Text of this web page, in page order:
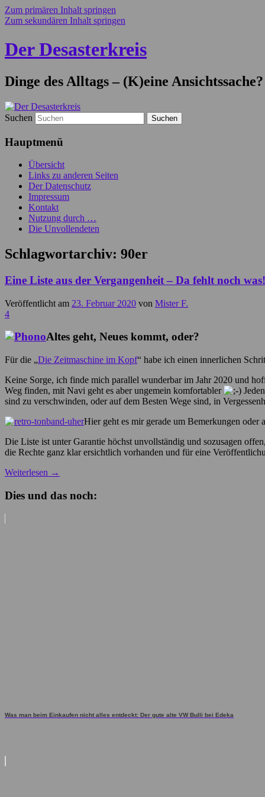
Zum primären Inhalt springen
Zum sekundären Inhalt springen
Der Desasterkreis
Dinge des Alltags – (K)eine Ansichtssache?
Suchen
Hauptmenü
Übersicht
Links zu anderen Seiten
Der Datenschutz
Impressum
Kontakt
Nutzung durch …
Die Unvollendeten
Schlagwortarchiv: 90er
Eine Liste aus der Vergangenheit – Da fehlt noch was!
Veröffentlicht am 23. Februar 2020 von Mister F.
4
Altes geht, Neues kommt, oder?
Für die „Die Zeitmaschine im Kopf“ habe ich einen innerlichen
Keine Sorge, ich finde mich parallel wunderbar im Jahr 2020 und
Weg finden, mit Navi geht es aber ungemein komfortabler
sind zu verschwinden, oder auf dem Besten Wege sind, in
Hier geht es mir gerade um Bemerkungen
Die Liste ist unter Garantie höchst unvollständig und sozusagen
die Rechte ganz klar ersichtlich vorhanden und für eine
Weiterlesen →
Dies und das noch:
Was man beim Einkaufen nicht alles entdeckt: Der gute alte VW Bulli bei Edeka